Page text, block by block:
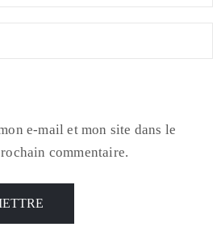
e-mail et mon site dans le
commentaire.